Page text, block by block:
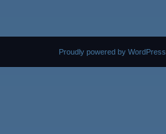
Proudly powered by WordPress